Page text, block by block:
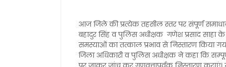
आज जिले की प्रत्येक तहसील स्तर पर संपूर्ण
बहादुर सिंह व पुलिस अधीक्षक गणेश प्रसाद
समस्याओं का तत्काल प्रभाव से निस्तारण किया
जिला अधिकारी व पुलिस अधीक्षक ने कहा कि